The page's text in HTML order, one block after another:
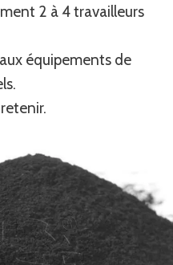
2 à 4 travailleurs
équipements de